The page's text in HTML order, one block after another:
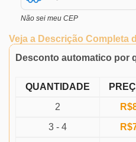
Não sei meu CEP
Veja a Descrição Completa
Desconto automatico por
QUANTIDADE
2
R$
3 - 4
R$